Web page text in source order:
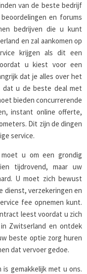
van de beste bedrijf
en forums
bedrijven die u kunt
en zal aankomen op
krijgen als dit een
u kiest voor een
dat je alles over het
u de beste deal met
bieden concurrerende
instant online offerte,
Dit zijn de dingen
service.
u om een grondig
tijdrovend, maar uw
U moet zich bewust
dienst, verzekeringen en
fee opnemen kunt.
leest voordat u zich
Zwitserland en ontdek
beste optie zorg huren
dat vervoer gedoe.
gemakkelijk met u ons.